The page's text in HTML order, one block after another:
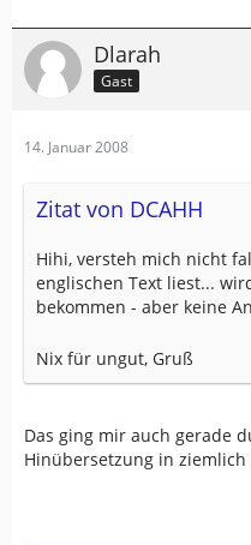
Dlarah
Gast
14. Januar 2008
Zitat von DCAHH
Hihi, versteh mich nicht
englischen Text liest...
bekommen - aber keine
Nix für ungut, Gruß
Das ging mir auch gerade
Hinübersetzung in